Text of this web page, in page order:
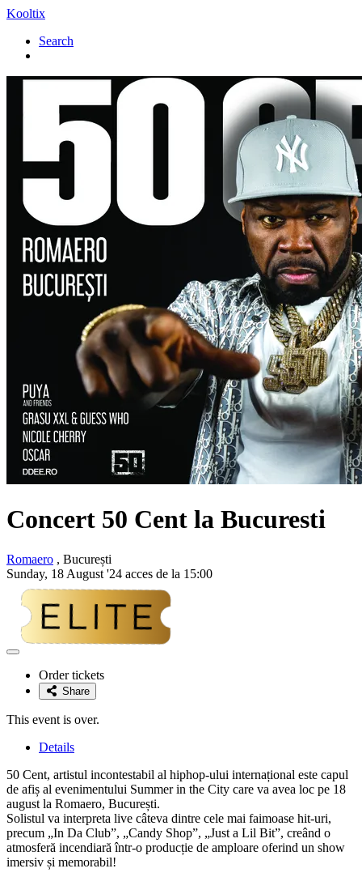
Kooltix
Search
Concert 50 Cent la Bucuresti
Romaero , București
Sunday, 18 August '24 acces de la 15:00
Adaugă
favoriteOrder tickets
Share
This event is over.
Details
50 Cent, artistul incontestabil al hiphop-ului internațional este capul
de afiș al evenimentului Summer in the City care va avea loc pe 18
august la Romaero, București.
Solistul va interpreta live câteva dintre cele mai faimoase hit-uri,
precum „In Da Club”, „Candy Shop”, „Just a Lil Bit”, creând o
atmosferă incendiară într-o producție de amploare oferind un show
imersiv și memorabil!